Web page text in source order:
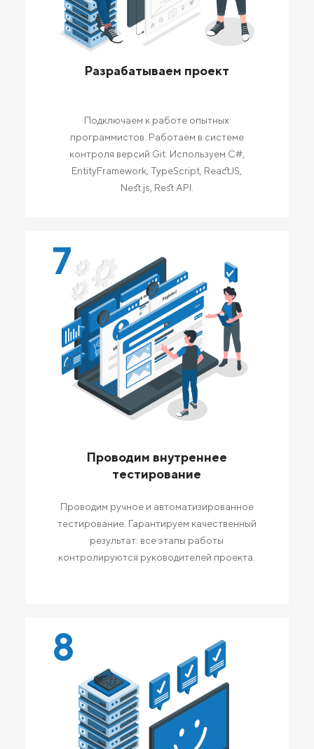
Разрабатываем проект
Подключаем к работе опытных
программистов. Работаем в системе
контроля версий Git. Используем C#,
EntityFramework, TypeScript, ReactJS,
Nest.js, Rest API.
7
Проводим внутреннее
тестирование
Проводим ручное и автоматизированное
тестирование. Гарантируем качественный
результат: все этапы работы
контролируются руководителей проекта.
8